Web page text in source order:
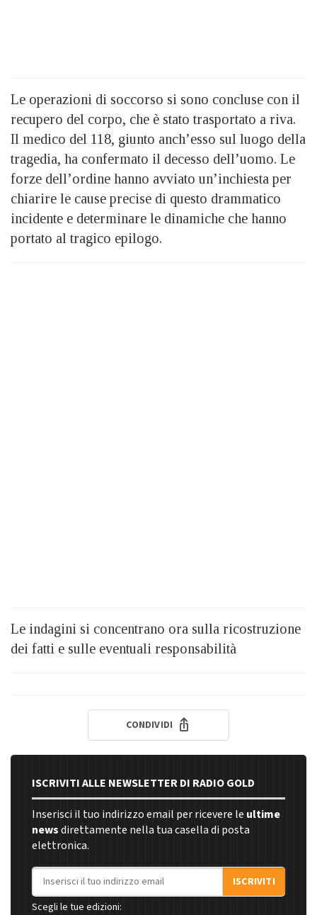
Le operazioni di soccorso si sono concluse con il
recupero del corpo, che è stato trasportato a riva.
Il medico del 118, giunto anch’esso sul luogo della
tragedia, ha confermato il decesso dell’uomo. Le
forze dell’ordine hanno avviato un’inchiesta per
chiarire le cause precise di questo drammatico
incidente e determinare le dinamiche che hanno
portato al tragico epilogo.
Le indagini si concentrano ora sulla ricostruzione
dei fatti e sulle eventuali responsabilità
CONDIVIDI
ISCRIVITI ALLE NEWSLETTER DI RADIO GOLD
Inserisci il tuo indirizzo email per ricevere le ultime
newsdirettamente nella tua casella di posta
elettronica.
Indirizzo email
ISCRIVITI
Scegli le tue edizioni: